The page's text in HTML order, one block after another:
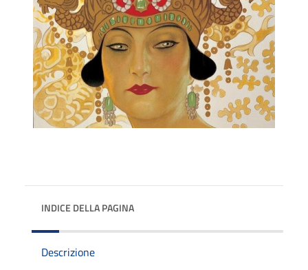
INDICE DELLA PAGINA
Descrizione